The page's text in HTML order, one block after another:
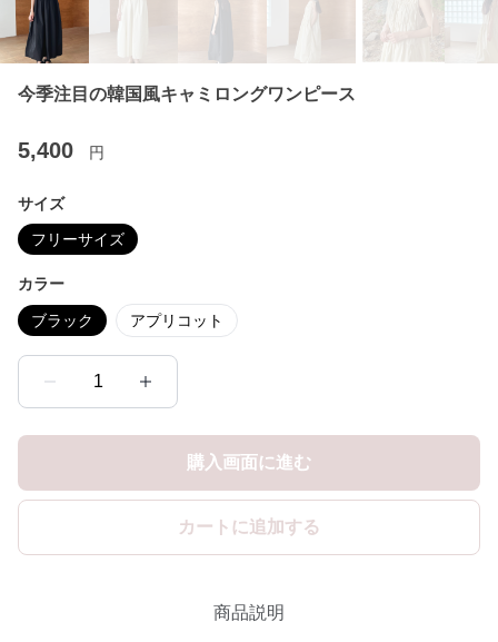
今季注目の韓国風キャミロングワンピース
5,400 円
サイズ
フリーサイズ
カラー
ブラック アプリコット
1
購入画面に進む
カートに追加する
商品説明